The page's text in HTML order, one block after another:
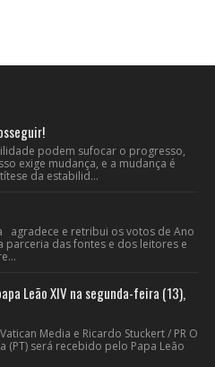
podem sufocar o progresso,
exige mudança, e a mudança é
da estabilid...
agradece e retribui os votos de Ano
parceria das fontes e dos leitores e
Leão XIV na segunda-feira (13),
Media e Ricardo Stuckert / PR O
(PT) será recebido pelo Papa Leão